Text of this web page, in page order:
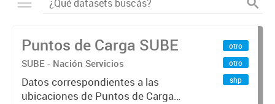
Puntos de Carga SUBE
SUBE - Nación Servicios
Datos correspondientes a las
ubicaciones de Puntos de Carga
otro
otro
shp